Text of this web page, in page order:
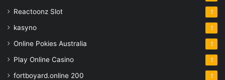
Reactoonz Slot 1
kasyno 1
Online Pokies Australia 1
Play Online Casino 1
fortboyard.online 200 1